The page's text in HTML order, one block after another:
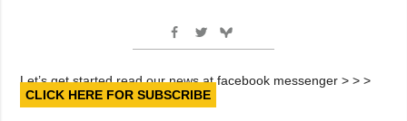
Let’s get started read our news at facebook messenger > > >
CLICK HERE FOR SUBSCRIBE